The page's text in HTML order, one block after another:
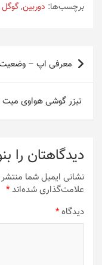
برچسب‌ها: دوربین,
راهبری
نوشتهمعرفی اپ – وضعیت
تیزر گوشی هواوی میت X2 از طراحی انعطاف پذیر خبر می دهد
دیدگاهتان را
نشانی ایمیل شما
علامت‌گذاری شده‌اند*
دیدگاه*